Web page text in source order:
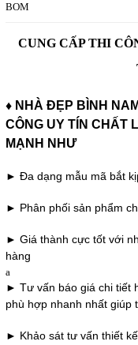
BOM
CUNG CẤP THI
♦ NHÀ ĐẸP BÌNH
CÔNG UY TÍN CHẤT
MẠNH NHƯ
► Đa dạng mẫu mã bắt
► Phân phối sản phẩm
► Giá thành cực tốt với
hàng
a
► Tư vấn báo giá chi tiết
phù hợp nhanh nhất giúp
► Khảo sát tư vấn thiết